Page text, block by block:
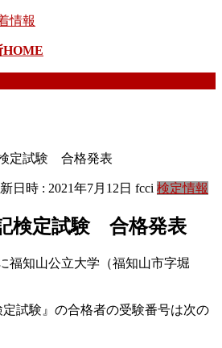
HOME
定試験 合格発表
日時 : 2021年7月12日 fcci 検定情報
記検定試験 合格発表
福知山公立大学（福知山市字堀
試験』の合格者の受験番号は次の